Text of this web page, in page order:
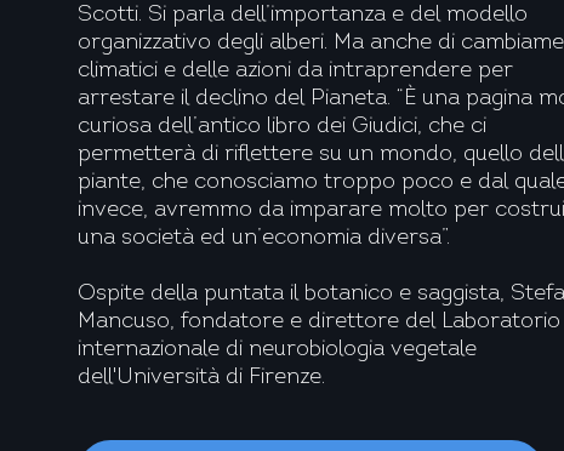
Scotti. Si parla dell’importanza e del modello
organizzativo degli alberi. Ma anche di
climatici e delle azioni da intraprendere per
arrestare il declino del Pianeta. “È una pagina
curiosa dell’antico libro dei Giudici, che ci
permetterà di riflettere su un mondo, quello
piante, che conosciamo troppo poco e dal
invece, avremmo da imparare molto per
una società ed un’economia diversa”.
Ospite della puntata il botanico e saggista,
Mancuso, fondatore e direttore del Laboratorio
internazionale di neurobiologia vegetale
dell'Università di Firenze.